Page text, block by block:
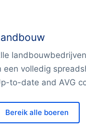
een volledig
to-date and AVG
Bereik alle boeren